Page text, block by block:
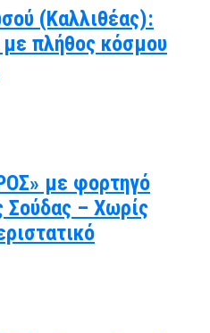
(Καλλιθέας):
πλήθος κόσμου
με φορτηγό
Σούδας – Χωρίς